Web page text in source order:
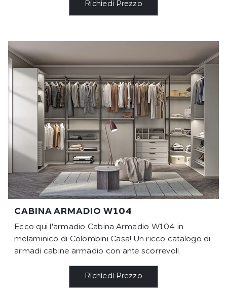
Richiedi Prezzo
CABINA ARMADIO W104
Ecco qui l'armadio Cabina Armadio W104 in
melaminico di Colombini Casa! Un ricco catalogo di
armadi cabine armadio con ante scorrevoli.
Richiedi Prezzo